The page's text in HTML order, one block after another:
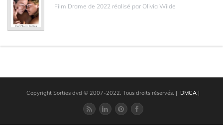
Film Drame de 2022 réalisé par Olivia Wilde
Copyright Sorties dvd © 2007-2022. Tous droits réservés. | DMCA|